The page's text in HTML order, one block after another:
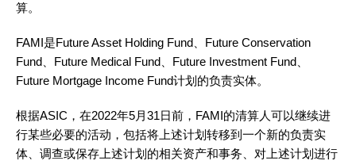
算。
FAMI是Future Asset Holding Fund、Future Conservation
Fund、Future Medical Fund、Future Investment Fund、
Future Mortgage Income Fund计划的负责实体。
根据ASIC，在2022年5月31日前，FAMI的清算人可以继续进
行某些必要的活动，包括将上述计划转移到一个新的负责实
体、调查或保存上述计划的相关资产和事务、对上述计划进行